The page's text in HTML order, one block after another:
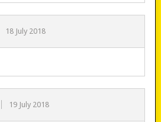
18 July 2018
19 July 2018